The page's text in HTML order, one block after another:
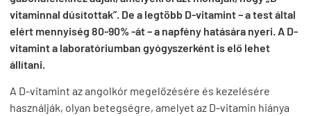
vitaminnal dúsítottak”. De a legtöbb D-vitamint – a test által
elért mennyiség 80-90% -át – a napfény hatására nyeri. A D-
vitamint a laboratóriumban gyógyszerként is elő lehet
állítani.
A D-vitamint az angolkór megelőzésére és kezelésére
használják, olyan betegségre, amelyet az D-vitamin hiánya